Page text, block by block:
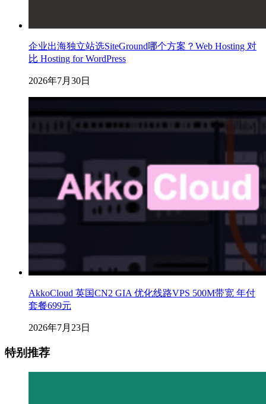
企业出海独立站选SiteGround哪个方案？Web Hosting 对
比 Hosting for WordPress
2026年7月30日
AkkoCloud 英国CN2 GIA 优化线路VPS 500M带宽 年付
套餐699元
2026年7月23日
特别推荐